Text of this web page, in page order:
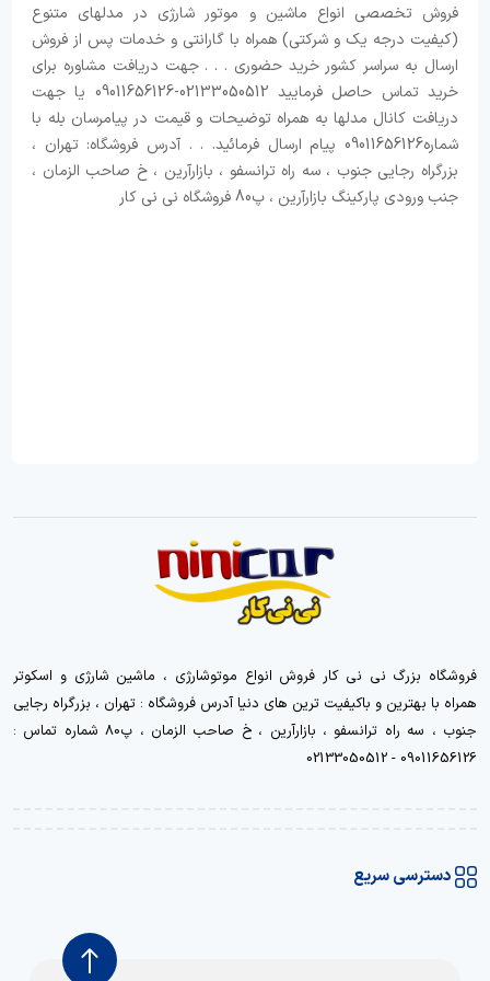
فروش تخصصی انواع ماشین و موتور شارژی در مدلهای متنوع
(کیفیت درجه یک و شرکتی) همراه با گارانتی و خدمات پس از فروش
ارسال به سراسر کشور خرید حضوری . . . جهت دریافت مشاوره برای
خرید تماس حاصل فرمایید 02133050512-09011656126 یا جهت
دریافت کانال مدلها به همراه توضیحات و قیمت در پیامرسان بله با
شماره09011656126 پیام ارسال فرمائید. . . آدرس فروشگاه: تهران ،
بزرگراه رجایی جنوب ، سه راه ترانسفو ، بازارآرین ، خ صاحب الزمان ،
جنب ورودی پارکینگ بازارآرین ، پ80 فروشگاه نی نی کار
فروشگاه بزرگ نی نی کار فروش انواع موتوشارژی ، ماشین شارژی و اسکوتر
همراه با بهترین و باکیفیت ترین های دنیا آدرس فروشگاه : تهران ، بزرگراه رجایی
جنوب ، سه راه ترانسفو ، بازارآرین ، خ صاحب الزمان ، پ80 شماره تماس :
09011656126 - 02133050512
دسترسی سریع